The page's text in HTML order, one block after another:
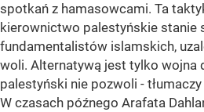
spotkań z hamasowcami. Ta
kierownictwo palestyńskie stanie
fundamentalistów islamskich,
woli. Alternatywą jest tylko wojna
palestyński nie pozwoli - tłumaczy
W czasach późnego Arafata